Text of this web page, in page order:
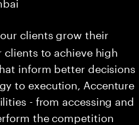
clients grow their
clients to achieve high
inform better decisions
to execution, Accenture
- from accessing and
the competition